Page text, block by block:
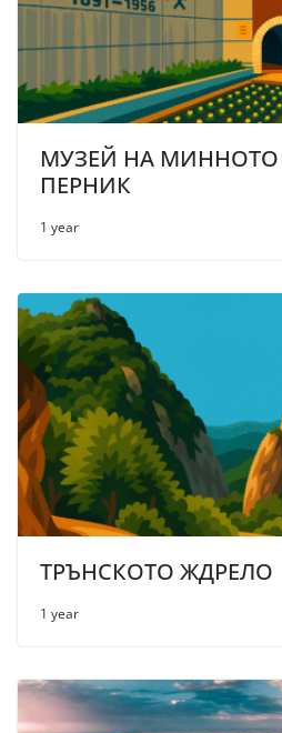
МУЗЕЙ НА МИННОТО
ПЕРНИК
1 year
ТРЪНСКОТО ЖДРЕЛО
1 year